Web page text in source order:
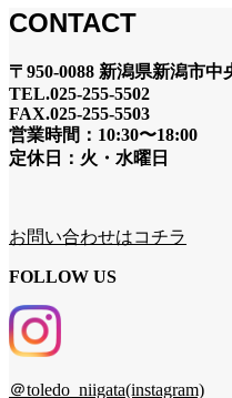
CONTACT
〒950-0088 新潟県新潟市中
TEL.025-255-5502
FAX.025-255-5503
営業時間：10:30〜18:00
定休日：火・水曜日
お問い合わせはコチラ
FOLLOW US
＠toledo_niigata(instagram)